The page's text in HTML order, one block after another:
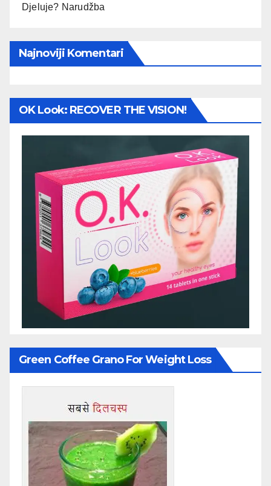
Djeluje? Narudžba
Najnoviji Komentari
OK Look: RECOVER THE VISION!
Green Coffee Grano For Weight Loss